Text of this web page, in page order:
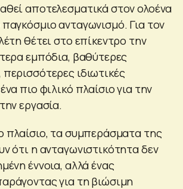
αποτελεσματικά στον ολοένα
ανταγωνισμό. Για τον
θέτει στο επίκεντρο την
εμπόδια, βαθύτερες
ιδιωτικές
πιο φιλικό πλαίσιο για την
εργασία.
πλαίσιο, τα συμπεράσματα της
ότι η ανταγωνιστικότητα δεν
έννοια, αλλά ένας
για τη βιώσιμη